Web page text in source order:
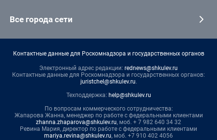
Все города сети
Контактные данные для Роскомнадзора и государственных органов
Электронный адрес редакции: rednews@shkulev.ru
Контактные данные для Роскомнадзора и государственных органов:
juristchel@shkulev.ru.
Техподдержка: help@shkulev.ru
По вопросам коммерческого сотрудничества:
Жапарова Жанна, менеджер по работе с федеральными клиентами
zhanna.zhaparova@shkulev.ru, моб. + 7 982 640 34 32
Ревина Мария, директор по работе с федеральными клиентами
mariya.revina@shkulev.ru, моб. +7 910 402 4056